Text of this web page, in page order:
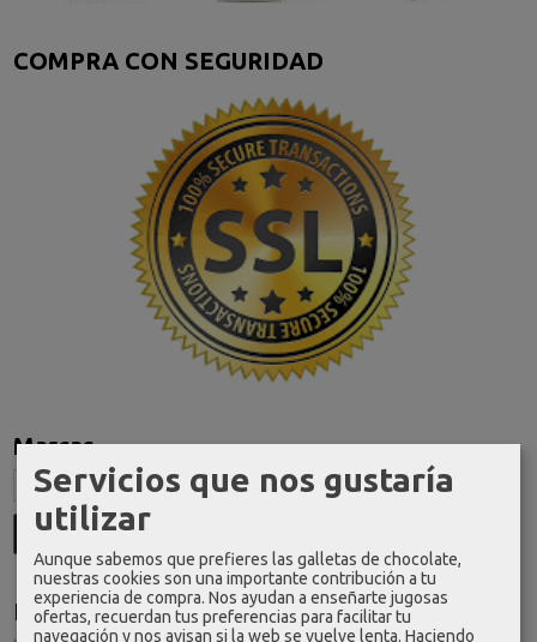
COMPRA CON SEGURIDAD
Marcas
Idioma
Servicios que nos gustaría
utilizar
Aunque sabemos que prefieres las galletas de chocolate,
nuestras cookies son una importante contribución a tu
experiencia de compra. Nos ayudan a enseñarte jugosas
ofertas, recuerdan tus preferencias para facilitar tu
navegación y nos avisan si la web se vuelve lenta. Haciendo